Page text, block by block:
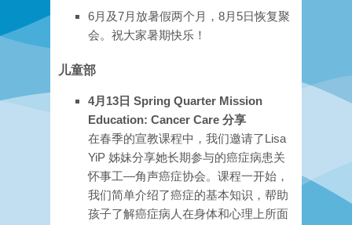
6月及7月放暑假两个月，8月5日恢复聚
会。祝大家暑期快乐！
儿童部
4月13日 Spring Quarter Mission
Education: Cancer Care 分享
在春季的宣教课程中，我们邀请了Lisa
YiP 姊妹分享她长期参与的癌症病患关
怀事工—角声癌症协会。课程一开始，
我们简单介绍了癌症的基本知识，帮助
孩子了解癌症病人在身体和心理上所面